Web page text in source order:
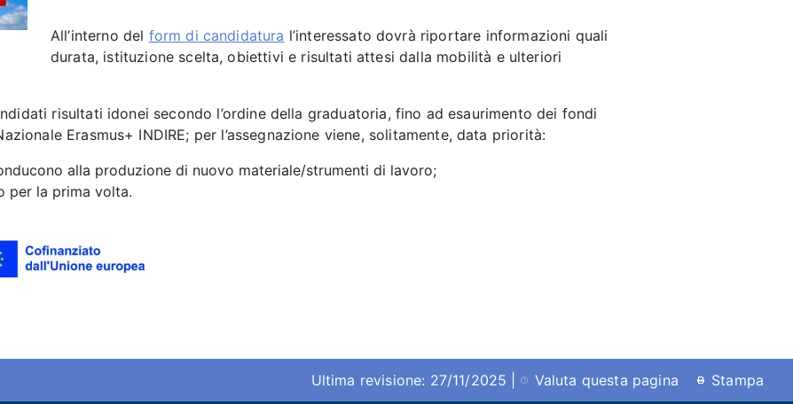
All’interno del form di candidatura l’interessato dovrà riportare informazioni quali
durata, istituzione scelta, obiettivi e risultati attesi dalla mobilità e ulteriori
risultati idonei secondo l’ordine della graduatoria, fino ad esaurimento dei fondi
Erasmus+ INDIRE; per l’assegnazione viene, solitamente, data priorità:
alla produzione di nuovo materiale/strumenti di lavoro;
per la prima volta.
Ultima revisione: 27/11/2025 | Valuta questa pagina Stampa